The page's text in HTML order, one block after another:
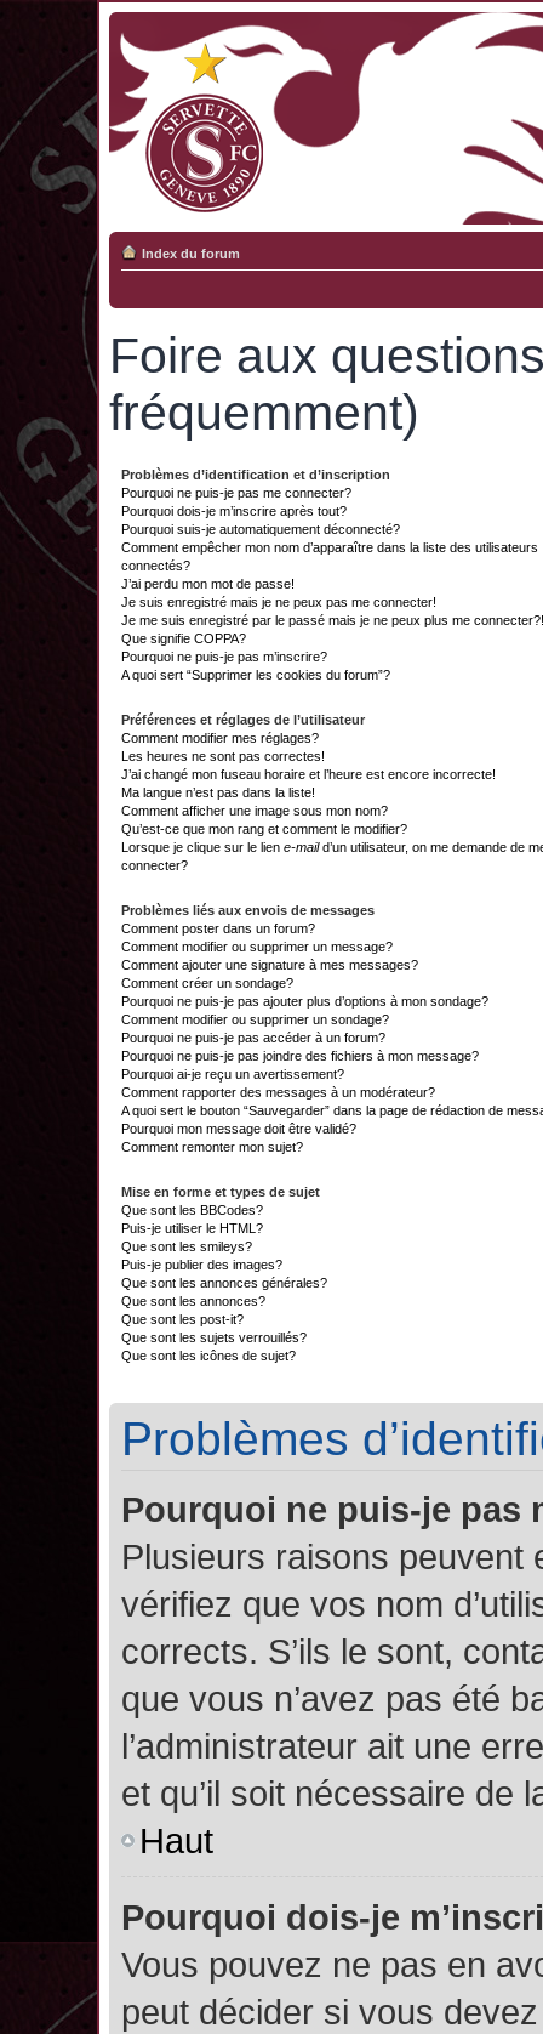
Index du forum
Foire aux
fréquemment)
Problèmes d’identification et d’inscription
Pourquoi ne puis-je pas me connecter?
Pourquoi dois-je m’inscrire après tout?
Pourquoi suis-je automatiquement déconnecté?
Comment empêcher mon nom d’apparaître dans la liste des utilisateurs
connectés?
J’ai perdu mon mot de passe!
Je suis enregistré mais je ne peux pas me connecter!
Je me suis enregistré par le passé mais je ne peux plus me connecter?!
Que signifie COPPA?
Pourquoi ne puis-je pas m’inscrire?
A quoi sert “Supprimer les cookies du forum”?
Préférences et réglages de l’utilisateur
Comment modifier mes réglages?
Les heures ne sont pas correctes!
J’ai changé mon fuseau horaire et l’heure est encore incorrecte!
Ma langue n’est pas dans la liste!
Comment afficher une image sous mon nom?
Qu’est-ce que mon rang et comment le modifier?
Lorsque je clique sur le lien e-maild’un utilisateur, on me demande de
connecter?
Problèmes liés aux envois de messages
Comment poster dans un forum?
Comment modifier ou supprimer un message?
Comment ajouter une signature à mes messages?
Comment créer un sondage?
Pourquoi ne puis-je pas ajouter plus d’options à mon sondage?
Comment modifier ou supprimer un sondage?
Pourquoi ne puis-je pas accéder à un forum?
Pourquoi ne puis-je pas joindre des fichiers à mon message?
Pourquoi ai-je reçu un avertissement?
Comment rapporter des messages à un modérateur?
A quoi sert le bouton “Sauvegarder” dans la page de rédaction de
Pourquoi mon message doit être validé?
Comment remonter mon sujet?
Mise en forme et types de sujet
Que sont les BBCodes?
Puis-je utiliser le HTML?
Que sont les smileys?
Puis-je publier des images?
Que sont les annonces générales?
Que sont les annonces?
Que sont les post-it?
Que sont les sujets verrouillés?
Que sont les icônes de sujet?
Problèmes
Pourquoi ne puis-je pas
Plusieurs raisons peuvent
vérifiez que vos nom
corrects. S’ils le sont,
que vous n’avez pas été
l’administrateur ait une
et qu’il soit nécessaire de
Haut
Pourquoi dois-je
Vous pouvez ne pas en
peut décider si vous